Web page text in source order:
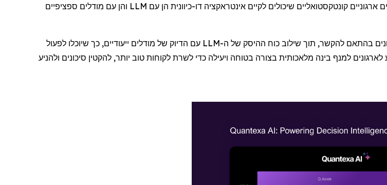
פריצת הדרך עם Quantexa AI טמונה ביכולתה לדמוקרטיזציה ותפעול של נתונים ארגוניים קונטקסטואליים שיכולים לקיים אינטראקציה דו-כיוונית הן עם LLM והן עם מודלים ספציפיים
בהתאם להקשר, תוך שילוב כוח ההיסק של ה-LLM עם הדיוק של מודלים ייעודיים, כך שיוכלו לפעול
למנף בינה מלאכותית בצורה בטוחה ויעילה כדי לשרת לקוחות טוב יותר, להקטין סיכונים ולהניע